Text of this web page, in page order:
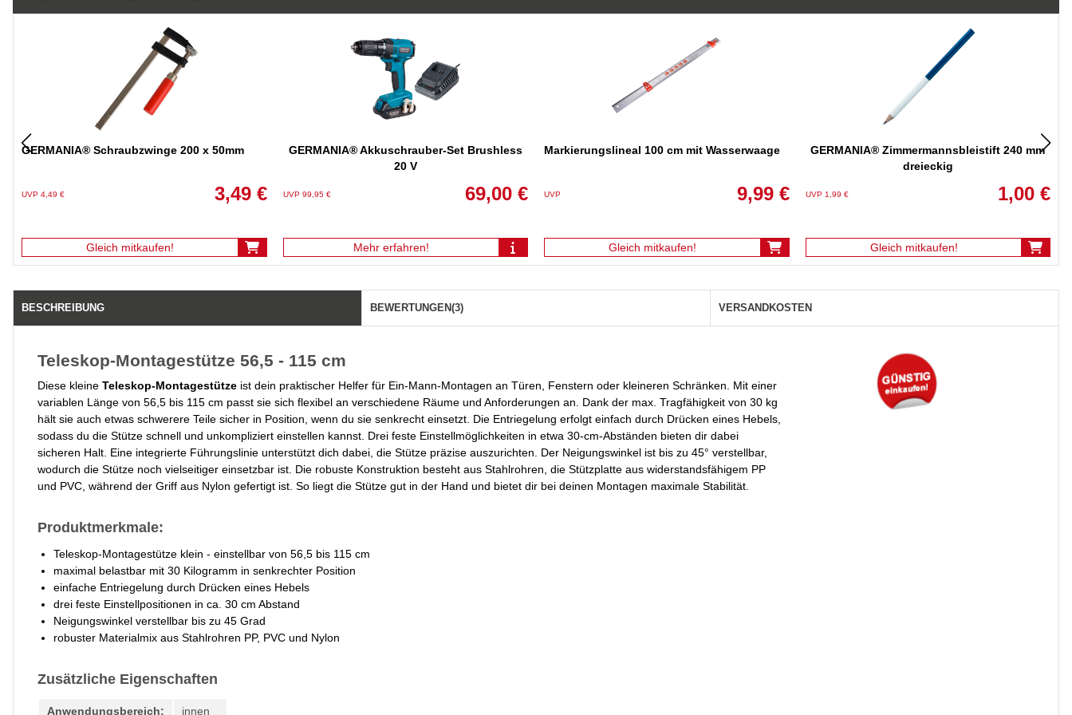
GERMANIA® Schraubzwinge 200 x 50mm
UVP 4,49 € 3,49 €
Gleich mitkaufen!
GERMANIA® Akkuschrauber-Set Brushless
20 V
UVP 99,95 € 69,00 €
Mehr erfahren!
Markierungslineal 100 cm mit Wasserwaage
UVP 9,99 €
Gleich mitkaufen!
GERMANIA® Zimmermannsbleistift 240 mm
dreieckig
UVP 1,99 € 1,00 €
Gleich mitkaufen!
BESCHREIBUNG BEWERTUNGEN(3) VERSANDKOSTEN
Teleskop-Montagestütze 56,5 - 115 cm
Diese kleine Teleskop-Montagestütze ist dein praktischer Helfer für Ein-Mann-Montagen an Türen, Fenstern oder kleineren Schränken. Mit einer
variablen Länge von 56,5 bis 115 cm passt sie sich flexibel an verschiedene Räume und Anforderungen an. Dank der max. Tragfähigkeit von 30 kg
hält sie auch etwas schwerere Teile sicher in Position, wenn du sie senkrecht einsetzt. Die Entriegelung erfolgt einfach durch Drücken eines Hebels,
sodass du die Stütze schnell und unkompliziert einstellen kannst. Drei feste Einstellmöglichkeiten in etwa 30-cm-Abständen bieten dir dabei
sicheren Halt. Eine integrierte Führungslinie unterstützt dich dabei, die Stütze präzise auszurichten. Der Neigungswinkel ist bis zu 45° verstellbar,
wodurch die Stütze noch vielseitiger einsetzbar ist. Die robuste Konstruktion besteht aus Stahlrohren, die Stützplatte aus widerstandsfähigem PP
und PVC, während der Griff aus Nylon gefertigt ist. So liegt die Stütze gut in der Hand und bietet dir bei deinen Montagen maximale Stabilität.
Produktmerkmale:
Teleskop-Montagestütze klein - einstellbar von 56,5 bis 115 cm
maximal belastbar mit 30 Kilogramm in senkrechter Position
einfache Entriegelung durch Drücken eines Hebels
drei feste Einstellpositionen in ca. 30 cm Abstand
Neigungswinkel verstellbar bis zu 45 Grad
robuster Materialmix aus Stahlrohren PP, PVC und Nylon
Zusätzliche Eigenschaften
Anwendungsbereich: innen